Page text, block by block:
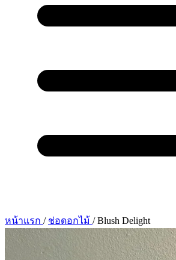
หน้าแรก / ช่อดอกไม้ / Blush Delight